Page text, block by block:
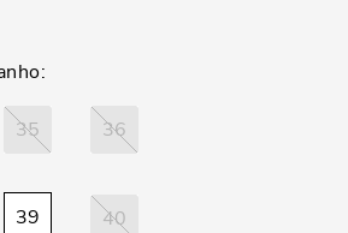
35 36
39 40